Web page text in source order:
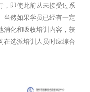
，即使此前从未接受过系
当然如果学员已经有一定
消化和吸收培训内容，获
在选派培训人员时应综合